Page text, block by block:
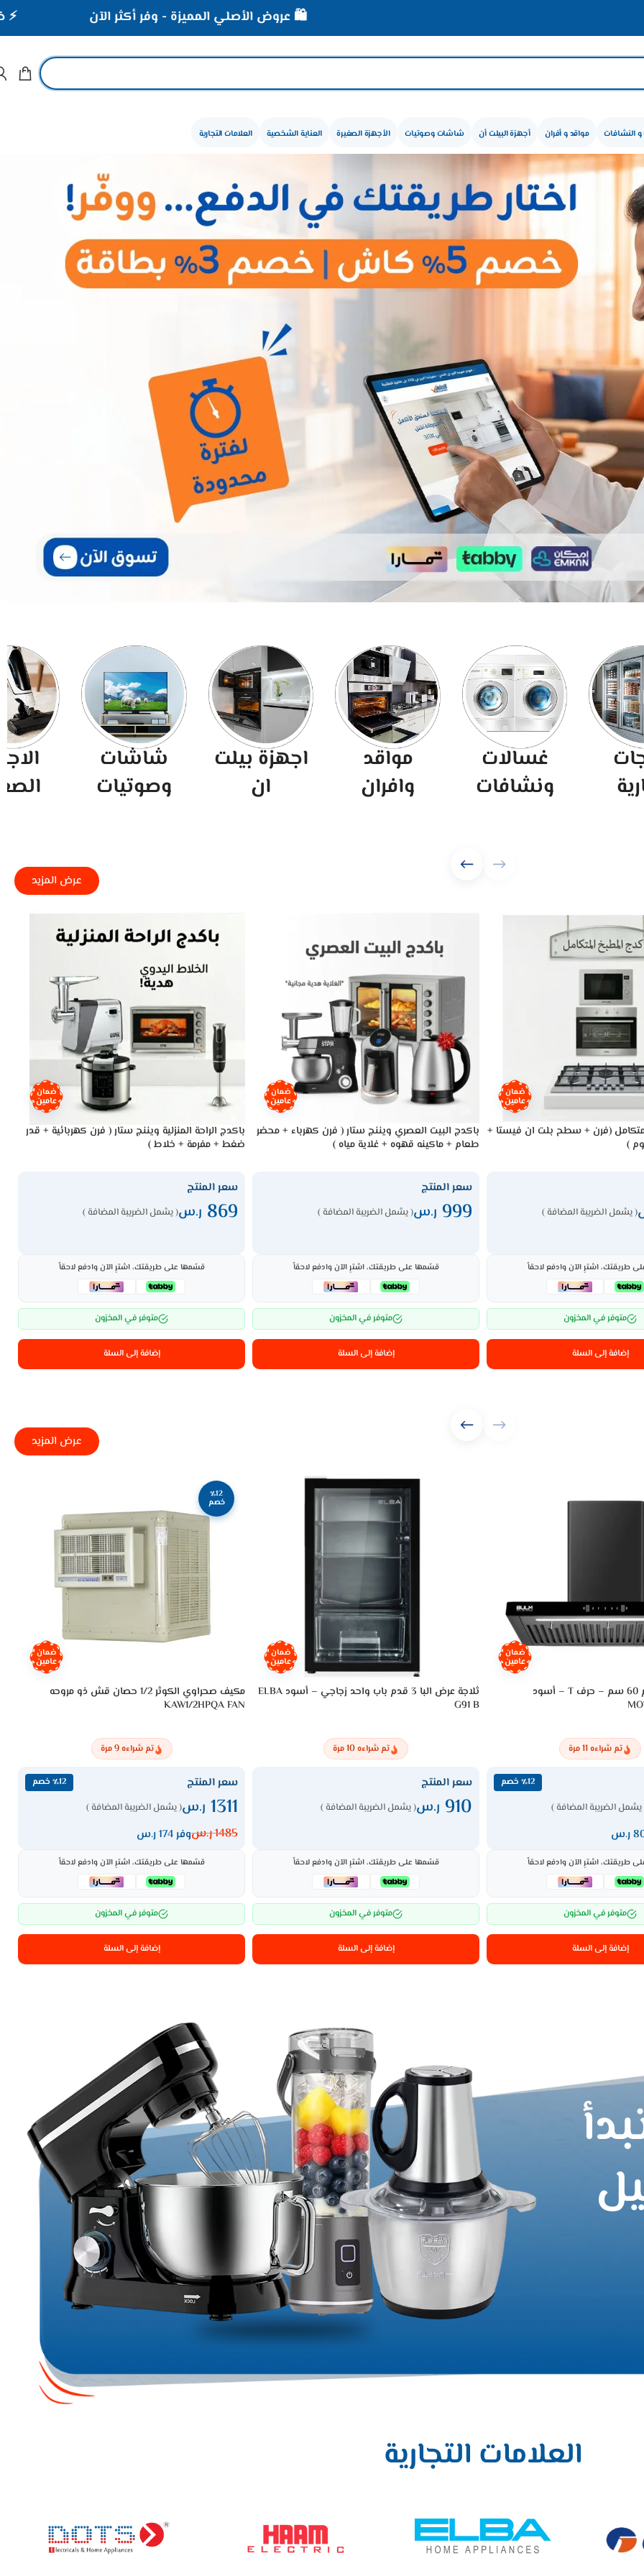
النشافات مواقد و أفران أجهزة البيلت أن شاشات وصوتيات الأجهزة الصغيرة العناية الشخصية العلامات التجارية
لأن راحتك تستحق الأفضل
خصومات تصل
تسوق الآن
وافران
اجهزة بيلت
شاشات
وصوتيات
الاجهزة
الصغيرة
الشخصية
عرض المزيد
ضمان
عامين
(فرن + سطح بلت ان فيستا +
)
( يشمل الضريبة المضافة )
طريقتك، اشترِ الآن وادفع لاحقاً
متوفر في المخزون
إضافة إلى السلة
ضمان
عامين
باكدج البيت العصري ويننج ستار ( فرن كهرباء + محضر
طعام + ماكينه قهوه + غلاية مياه )
سعر المنتج
999 ر.س( يشمل الضريبة المضافة )
قسّمها على طريقتك، اشترِ الآن وادفع لاحقاً
متوفر في المخزون
إضافة إلى السلة
ضمان
عامين
باكدج الراحة المنزلية ويننج ستار ( فرن كهربائية + قدر
ضغط + مفرمة + خلاط )
سعر المنتج
869 ر.س( يشمل الضريبة المضافة )
قسّمها على طريقتك، اشترِ الآن وادفع لاحقاً
متوفر في المخزون
إضافة إلى السلة
عرض المزيد
ضمان
عامين
شفاط هواء بولم 60 سم – حرف T – أسود
تم شراءه11مرة
٪12 خصم
الضريبة المضافة )
طريقتك، اشترِ الآن وادفع لاحقاً
متوفر في المخزون
إضافة إلى السلة
ضمان
عامين
ثلاجة عرض البا 3 قدم باب واحد زجاجي – أسود ELBA
G91 B
تم شراءه10مرة
سعر المنتج
910 ر.س( يشمل الضريبة المضافة )
قسّمها على طريقتك، اشترِ الآن وادفع لاحقاً
متوفر في المخزون
إضافة إلى السلة
٪12
خصم
ضمان
عامين
مكيف صحراوي الكوثر 1/2 حصان قش ذو مروحه
KAW1/2HPQA FAN
تم شراءه9مرة
سعر المنتج ٪12 خصم
1311 ر.س( يشمل الضريبة المضافة )
1485ر.سوفر 174 ر.س
قسّمها على طريقتك، اشترِ الآن وادفع لاحقاً
متوفر في المخزون
إضافة إلى السلة
العلامات التجارية
🛍️ عروض الأصلي المميزة - وفر أكثر الآن ⚡ خصومات تصل إلى 40% على الأجهزة المنزلية